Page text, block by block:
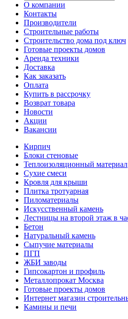
О компании
Контакты
Производители
Строительные работы
Строительство дома под ключ
Готовые проекты домов
Аренда техники
Доставка
Как заказать
Оплата
Купить в рассрочку
Возврат товара
Новости
Акции
Вакансии
Кирпич
Блоки стеновые
Теплоизоляционный материал
Сухие смеси
Кровля для крыши
Плитка тротуарная
Пиломатериалы
Искусственный камень
Лестницы на второй этаж в
Бетон
Натуральный камень
Сыпучие материалы
ПГП
ЖБИ заводы
Гипсокартон и профиль
Металлопрокат Москва
Готовые проекты домов
Интернет магазин
Камины и печи